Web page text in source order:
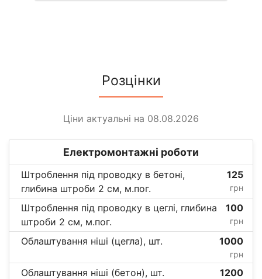
Розцінки
Ціни актуальні на 08.08.2026
Електромонтажні роботи
Штроблення під проводку в бетоні,
глибина штроби 2 см, м.пог.
125
грн
Штроблення під проводку в цеглі, глибина
штроби 2 см, м.пог.
100
грн
Облаштування ніші (цегла), шт. 1000
грн
Облаштування ніші (бетон), шт. 1200